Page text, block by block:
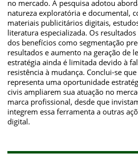
no mercado. A pesquisa adotou
natureza exploratória e documental,
materiais publicitários digitais,
literatura especializada. Os
dos benefícios como segmentação
resultados e aumento na geração de
estratégia ainda é limitada devido à
resistência à mudança. Conclui-se
representa uma oportunidade
civis ampliarem sua atuação no
marca profissional, desde que
integrem essa ferramenta a outras
digital.